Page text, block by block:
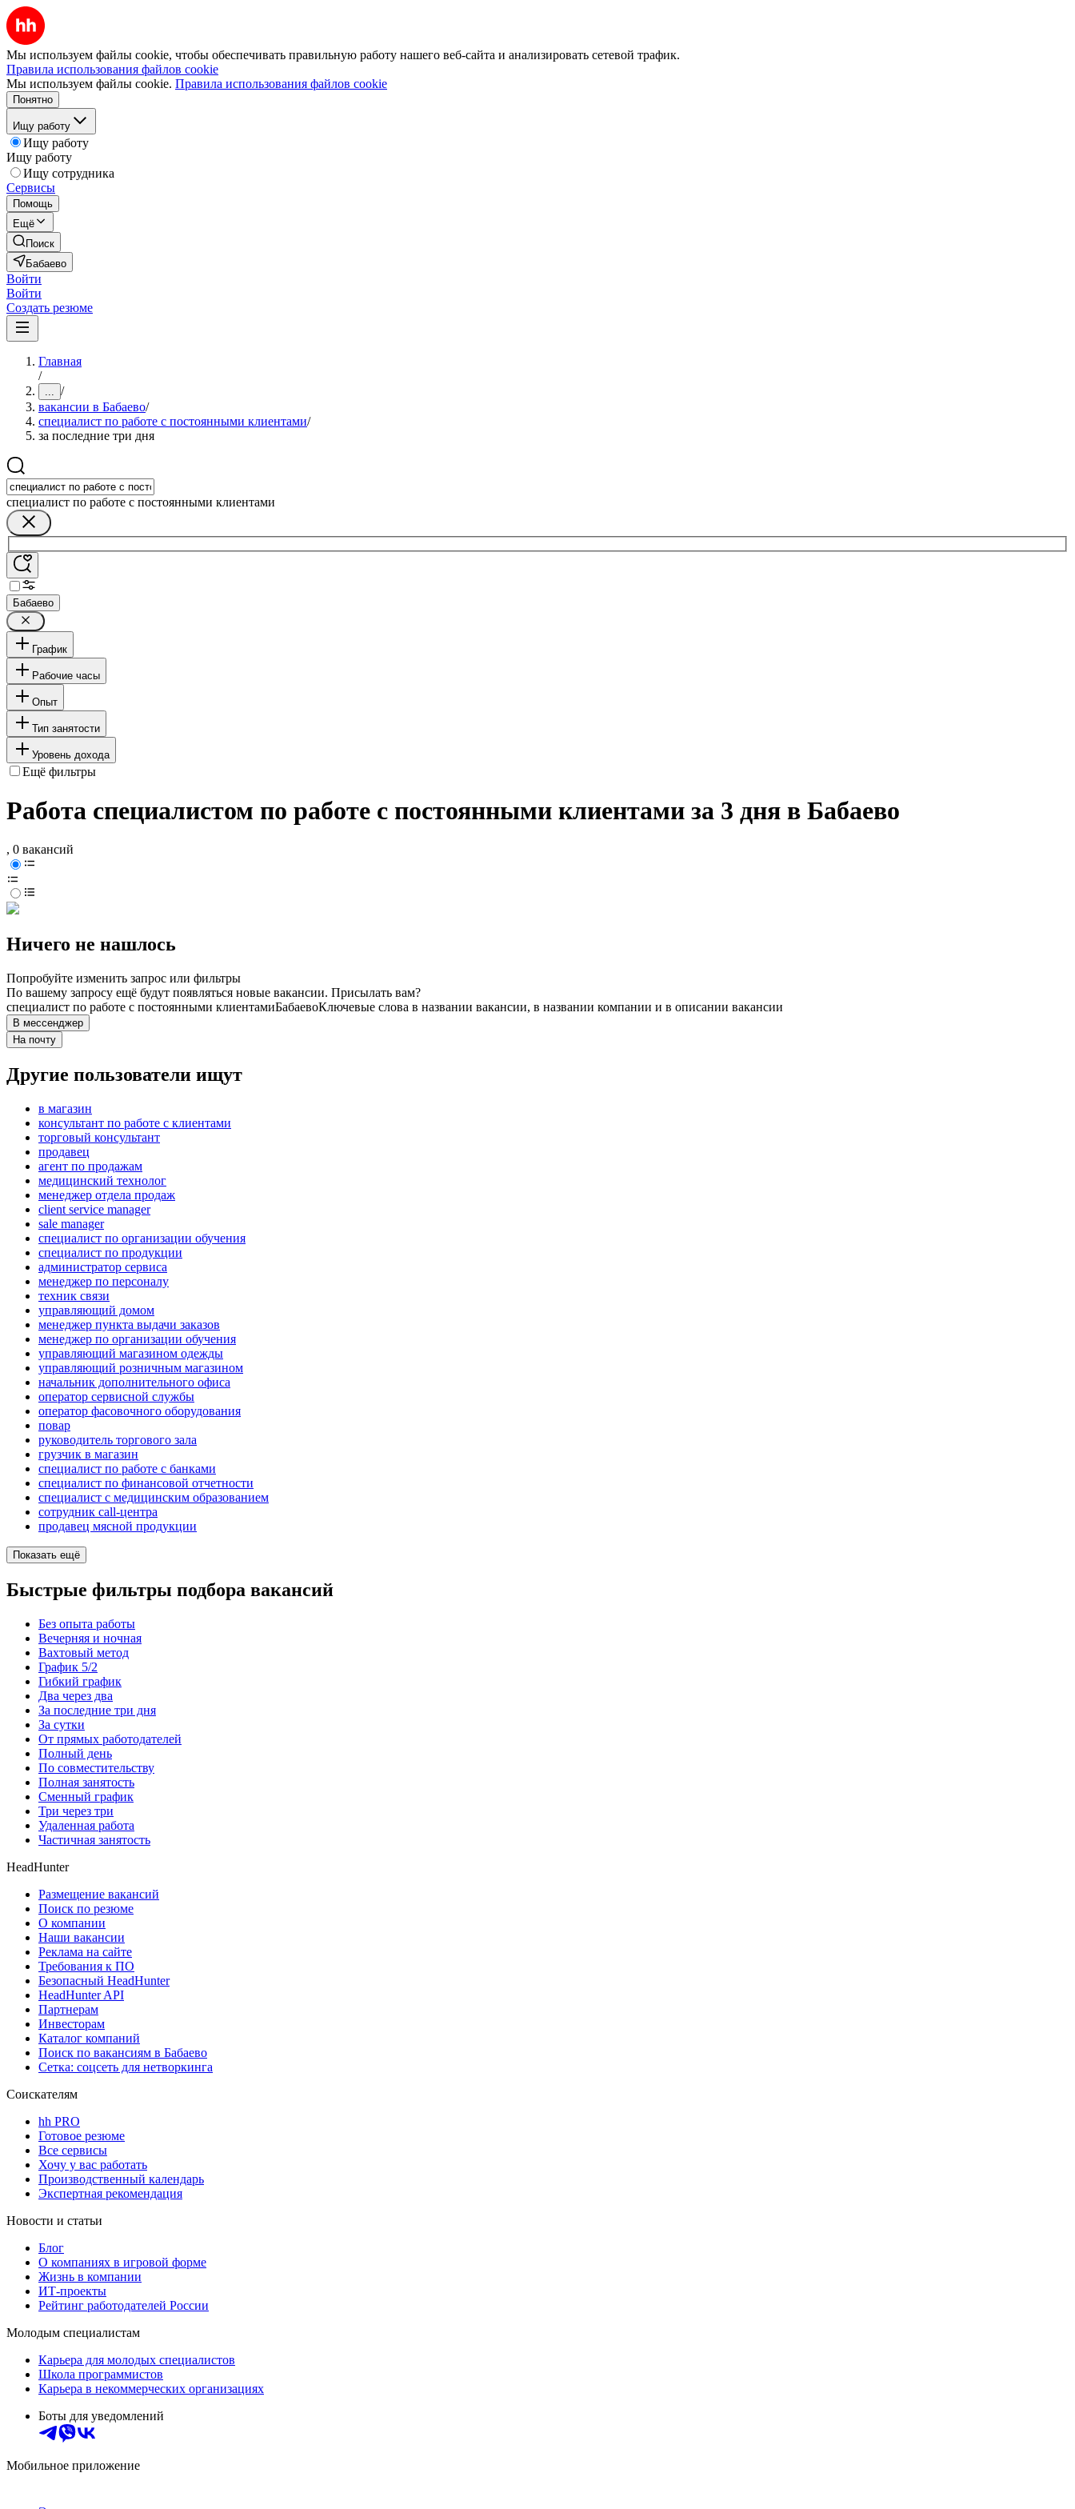
Мы используем файлы cookie, чтобы обеспечивать правильную работу нашего веб-сайта и анализировать сетевой трафик.
Правила использования файлов cookie
Мы используем файлы cookie. Правила использования файлов cookie
Понятно
Ищу работу
Ищу работу
Ищу работу
Ищу сотрудника
Сервисы
Помощь
Ещё
Поиск
Бабаево
Войти
Войти
Создать резюме
Главная
/
... /
вакансии в Бабаево/
специалист по работе с постоянными клиентами/
за последние три дня
специалист по работе с постоянными клиентами
Бабаево
График
Рабочие часы
Опыт
Тип занятости
Уровень дохода
Ещё фильтры
Работа специалистом по работе с постоянными клиентами за 3 дня в Бабаево
, 0 вакансий
Ничего не нашлось
Попробуйте изменить запрос или фильтры
По вашему запросу ещё будут появляться новые вакансии. Присылать вам?
специалист по работе с постоянными клиентамиБабаевоКлючевые слова в названии вакансии, в названии компании и в описании вакансии
В мессенджер
На почту
Другие пользователи ищут
в магазин
консультант по работе с клиентами
торговый консультант
продавец
агент по продажам
медицинский технолог
менеджер отдела продаж
client service manager
sale manager
специалист по организации обучения
специалист по продукции
администратор сервиса
менеджер по персоналу
техник связи
управляющий домом
менеджер пункта выдачи заказов
менеджер по организации обучения
управляющий магазином одежды
управляющий розничным магазином
начальник дополнительного офиса
оператор сервисной службы
оператор фасовочного оборудования
повар
руководитель торгового зала
грузчик в магазин
специалист по работе с банками
специалист по финансовой отчетности
специалист с медицинским образованием
сотрудник call-центра
продавец мясной продукции
Показать ещё
Быстрые фильтры подбора вакансий
Без опыта работы
Вечерняя и ночная
Вахтовый метод
График 5/2
Гибкий график
Два через два
За последние три дня
За сутки
От прямых работодателей
Полный день
По совместительству
Полная занятость
Сменный график
Три через три
Удаленная работа
Частичная занятость
HeadHunter
Размещение вакансий
Поиск по резюме
О компании
Наши вакансии
Реклама на сайте
Требования к ПО
Безопасный HeadHunter
HeadHunter API
Партнерам
Инвесторам
Каталог компаний
Поиск по вакансиям в Бабаево
Сетка: соцсеть для нетворкинга
Соискателям
hh PRO
Готовое резюме
Все сервисы
Хочу у вас работать
Производственный календарь
Экспертная рекомендация
Новости и статьи
Блог
О компаниях в игровой форме
Жизнь в компании
ИТ-проекты
Рейтинг работодателей России
Молодым специалистам
Карьера для молодых специалистов
Школа программистов
Карьера в некоммерческих организациях
Боты для уведомлений
Мобильное приложение